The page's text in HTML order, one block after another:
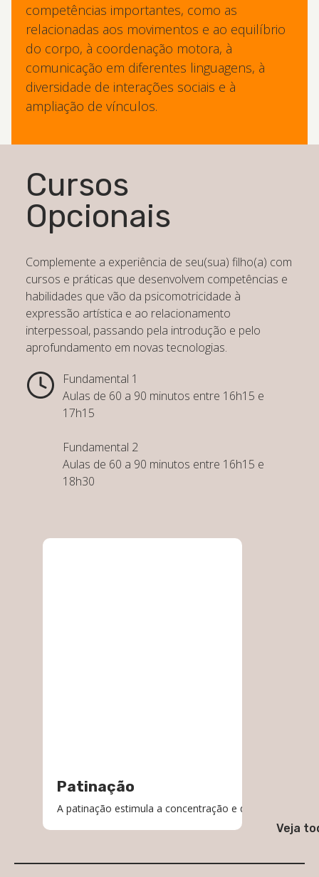
competências importantes, como as
relacionadas aos movimentos e ao equilíbrio
do corpo, à coordenação motora, à
comunicação em diferentes linguagens, à
diversidade de interações sociais e à
ampliação de vínculos.
Cursos
Opcionais
Complemente a experiência de seu(sua) filho(a) com
cursos e práticas que desenvolvem competências e
habilidades que vão da psicomotricidade à
expressão artística e ao relacionamento
interpessoal, passando pela introdução e pelo
aprofundamento em novas tecnologias.
Fundamental 1
Aulas de 60 a 90 minutos entre 16h15 e
17h15
Fundamental 2
Aulas de 60 a 90 minutos entre 16h15 e
18h30
Patinação
A patinação estimula a concentração e desenvolve o
Veja